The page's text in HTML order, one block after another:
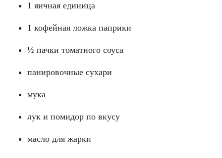
1 яичная единица
1 кофейная ложка паприки
½ пачки томатного соуса
панировочные сухари
мука
лук и помидор по вкусу
масло для жарки